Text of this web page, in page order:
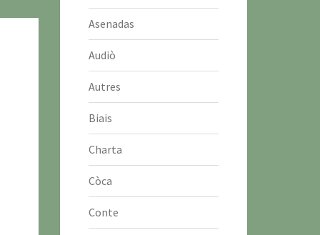
Asenadas
Audiò
Autres
Biais
Charta
Còca
Conte